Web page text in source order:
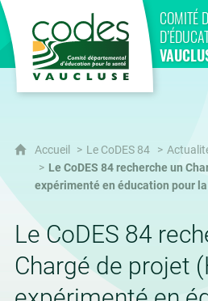
COMITÉ
CoDES 84
Accueil Le CoDES 84
Le CoDES 84 recherche un
expérimenté en éducation pour
Le CoDES 84
Chargé de projet